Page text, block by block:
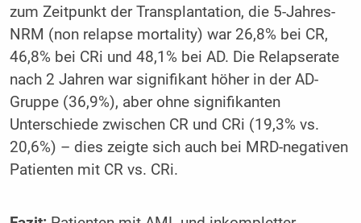
zum Zeitpunkt der Transplantation, die 5-Jahres-
NRM (non relapse mortality) war 26,8% bei CR,
46,8% bei CRi und 48,1% bei AD. Die Relapserate
nach 2 Jahren war signifikant höher in der AD-
Gruppe (36,9%), aber ohne signifikanten
Unterschiede zwischen CR und CRi (19,3% vs.
20,6%) – dies zeigte sich auch bei MRD-negativen
Patienten mit CR vs. CRi.